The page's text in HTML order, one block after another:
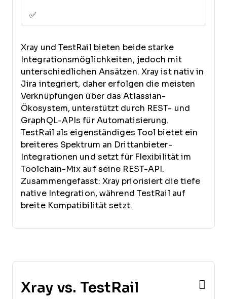
✅
Xray und TestRail bieten beide starke
Integrationsmöglichkeiten, jedoch mit
unterschiedlichen Ansätzen. Xray ist nativ in
Jira integriert, daher erfolgen die meisten
Verknüpfungen über das Atlassian-
Ökosystem, unterstützt durch REST- und
GraphQL-APIs für Automatisierung.
TestRail als eigenständiges Tool bietet ein
breiteres Spektrum an Drittanbieter-
Integrationen und setzt für Flexibilität im
Toolchain-Mix auf seine REST-API.
Zusammengefasst: Xray priorisiert die tiefe
native Integration, während TestRail auf
breite Kompatibilität setzt.
Xray vs. TestRail